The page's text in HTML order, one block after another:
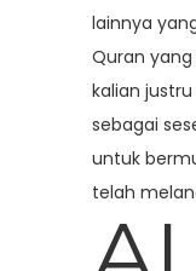
lainnya
Quran
kalian
sebagai
untuk
telah